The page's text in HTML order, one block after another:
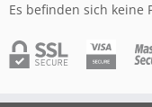
Es befinden sich keine